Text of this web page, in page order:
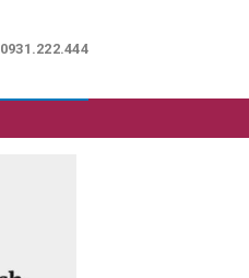
0931.222.444